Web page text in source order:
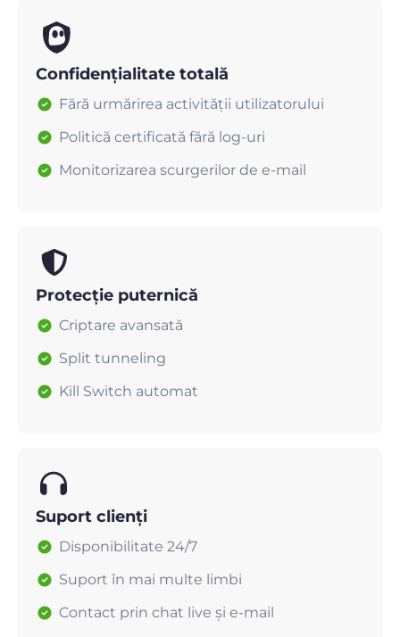
Confidențialitate totală
Fără urmărirea activității utilizatorului
Politică certificată fără log-uri
Monitorizarea scurgerilor de e-mail
Protecție puternică
Criptare avansată
Split tunneling
Kill Switch automat
Suport clienți
Disponibilitate 24/7
Suport în mai multe limbi
Contact prin chat live și e-mail